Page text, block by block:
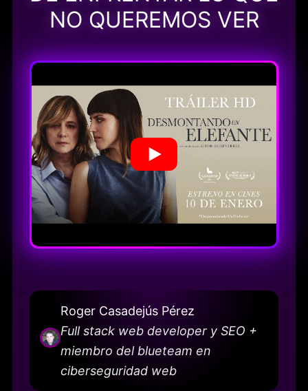
NO QUEREMOS VER
Roger Casadejús Pérez
Full stack web developer y SEO +
miembro del blueteam en
ciberseguridad web